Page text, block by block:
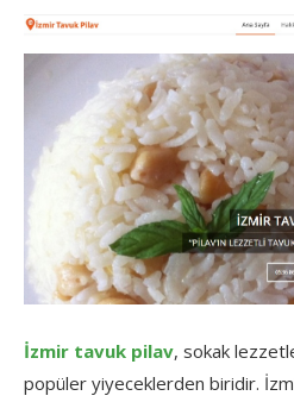
İzmir tavuk pilav, sokak
popüler yiyeceklerden biridir.